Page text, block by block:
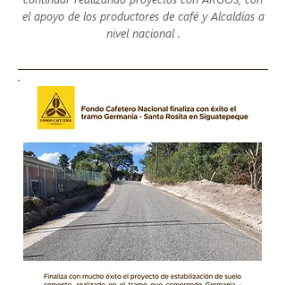
el apoyo de los productores de café y Alcaldías a
nivel nacional .